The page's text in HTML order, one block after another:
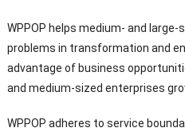
WPPOP helps medium- and large-
problems in transformation and
advantage of business
and medium-sized enterprises
WPPOP adheres to service